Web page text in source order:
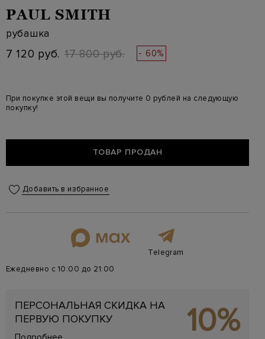
PAUL SMITH
рубашка
7 120 руб. 17 800 руб. - 60%
При покупке этой вещи вы получите 0 рублей на следующую
покупку!
ТОВАР ПРОДАН
Добавить в избранное
Telegram
Ежедневно с 10:00 до 21:00
ПЕРСОНАЛЬНАЯ СКИДКА НА
ПЕРВУЮ ПОКУПКУ
10%